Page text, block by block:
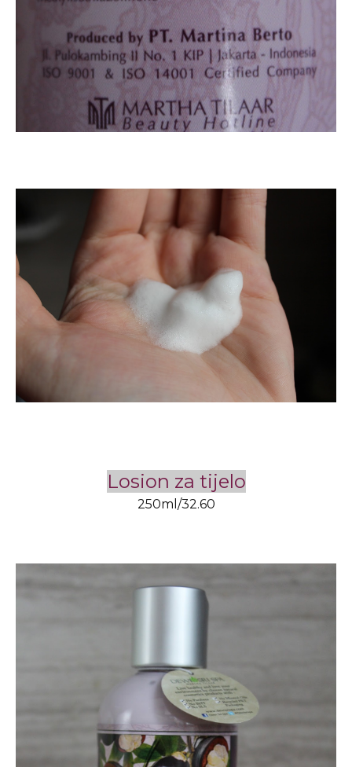
Losion za tijelo
250ml/32.60